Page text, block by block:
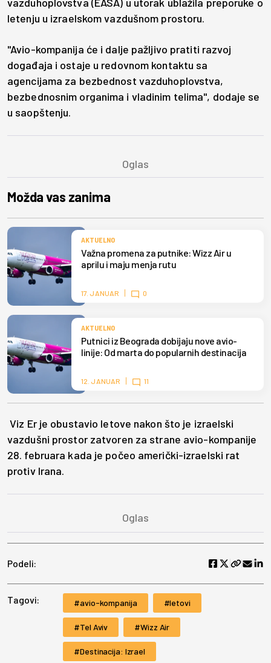
letenju u izraelskom vazdušnom prostoru.
"Avio-kompanija će i dalje pažljivo pratiti razvoj
događaja i ostaje u redovnom kontaktu sa
agencijama za bezbednost vazduhoplovstva,
bezbednosnim organima i vladinim telima", dodaje se
u saopštenju.
Možda vas zanima
AKTUELNO
Važna promena za putnike: Wizz Air u
aprilu i maju menja rutu
17. JANUAR 0
AKTUELNO
Putnici iz Beograda dobijaju nove avio-
linije: Od marta do popularnih destinacija
12. JANUAR 11
Viz Er je obustavio letove nakon što je izraelski
vazdušni prostor zatvoren za strane avio-kompanije
28. februara kada je počeo američki-izraelski rat
protiv Irana.
Podeli:
Tagovi: avio-kompanija letovi
Tel Aviv Wizz Air
Destinacija: Izrael